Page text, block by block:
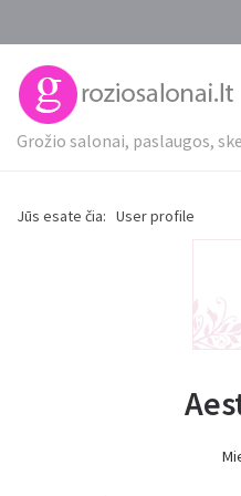
Grožio salonai, paslaugos,
Jūs esate čia: User profile